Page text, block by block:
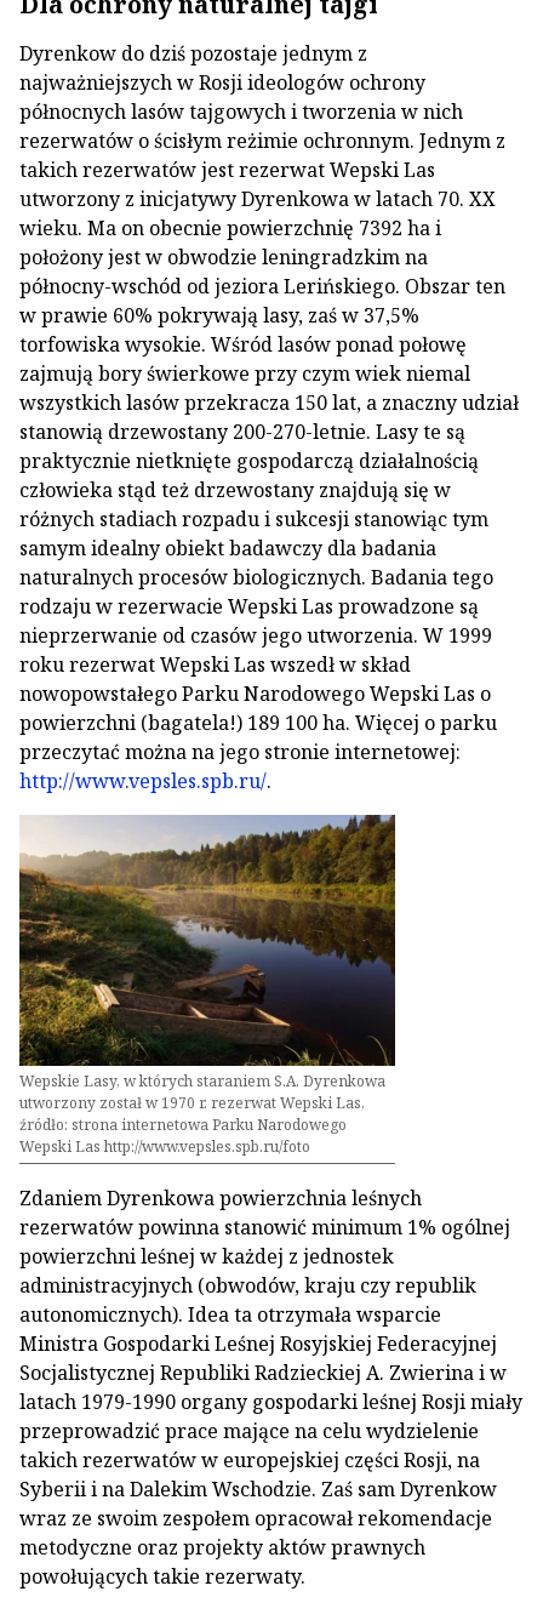
Dyrenkow do dziś pozostaje jednym z
najważniejszych w Rosji ideologów ochrony
północnych lasów tajgowych i tworzenia w nich
rezerwatów o ścisłym reżimie ochronnym. Jednym z
takich rezerwatów jest rezerwat Wepski Las
utworzony z inicjatywy Dyrenkowa w latach 70. XX
wieku. Ma on obecnie powierzchnię 7392 ha i
położony jest w obwodzie leningradzkim na
północny-wschód od jeziora Lerińskiego. Obszar ten
w prawie 60% pokrywają lasy, zaś w 37,5%
torfowiska wysokie. Wśród lasów ponad połowę
zajmują bory świerkowe przy czym wiek niemal
wszystkich lasów przekracza 150 lat, a znaczny udział
stanowią drzewostany 200-270-letnie. Lasy te są
praktycznie nietknięte gospodarczą działalnością
człowieka stąd też drzewostany znajdują się w
różnych stadiach rozpadu i sukcesji stanowiąc tym
samym idealny obiekt badawczy dla badania
naturalnych procesów biologicznych. Badania tego
rodzaju w rezerwacie Wepski Las prowadzone są
nieprzerwanie od czasów jego utworzenia. W 1999
roku rezerwat Wepski Las wszedł w skład
nowopowstałego Parku Narodowego Wepski Las o
powierzchni (bagatela!) 189 100 ha. Więcej o parku
przeczytać można na jego stronie internetowej:
http://www.vepsles.spb.ru/.
Wepskie Lasy, w których staraniem S.A. Dyrenkowa
utworzony został w 1970 r. rezerwat Wepski Las,
źródło: strona internetowa Parku Narodowego
Wepski Las http://www.vepsles.spb.ru/foto
Zdaniem Dyrenkowa powierzchnia leśnych
rezerwatów powinna stanowić minimum 1% ogólnej
powierzchni leśnej w każdej z jednostek
administracyjnych (obwodów, kraju czy republik
autonomicznych). Idea ta otrzymała wsparcie
Ministra Gospodarki Leśnej Rosyjskiej Federacyjnej
Socjalistycznej Republiki Radzieckiej A. Zwierina i w
latach 1979-1990 organy gospodarki leśnej Rosji miały
przeprowadzić prace mające na celu wydzielenie
takich rezerwatów w europejskiej części Rosji, na
Syberii i na Dalekim Wschodzie. Zaś sam Dyrenkow
wraz ze swoim zespołem opracował rekomendacje
metodyczne oraz projekty aktów prawnych
powołujących takie rezerwaty.